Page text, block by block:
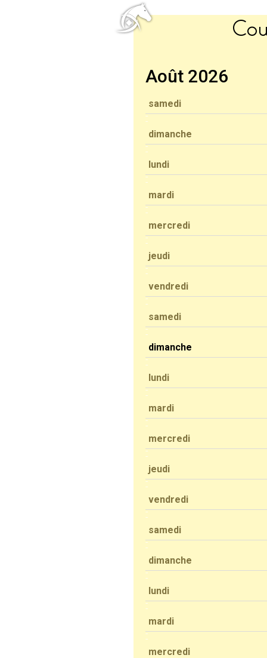
Août 2026
samedi
dimanche
lundi
mardi
mercredi
jeudi
vendredi
samedi
dimanche
lundi
mardi
mercredi
jeudi
vendredi
samedi
dimanche
lundi
mardi
mercredi